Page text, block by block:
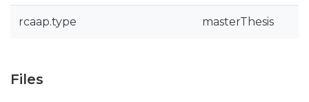
rcaap.type masterThesis
Files